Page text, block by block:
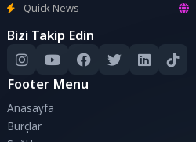
Quick News
Bizi Takip Edin
Footer Menu
Anasayfa
Burçlar